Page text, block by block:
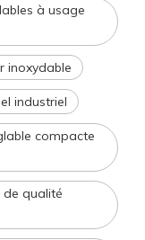
à usage
inoxydable
industriel
compacte
qualité